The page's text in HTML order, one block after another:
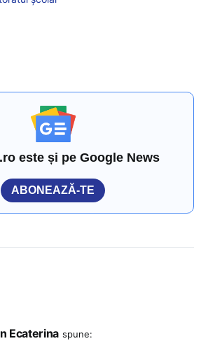
este și pe Google News
ABONEAZĂ-TE
Ecaterina spune: